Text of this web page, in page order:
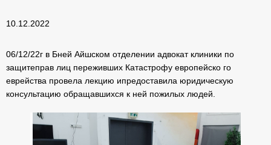
10.12.2022
06/12/22г в Бней Айшском отделении адвокат клиники по
защитеправ лиц переживших Катастрофу европейско го
еврейства провела лекцию ипредоставила юридическую
консультацию обращавшихся к ней пожилых людей.